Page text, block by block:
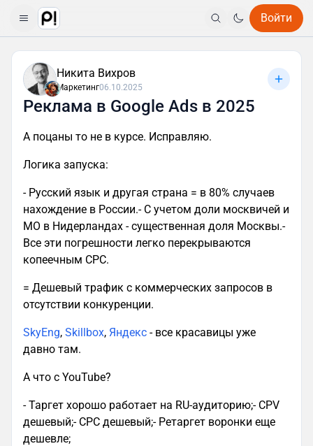
Войти
Никита Вихров
Маркетинг06.10.2025
Реклама в Google Ads в 2025
А поцаны то не в курсе. Исправляю.
Логика запуска:
- Русский язык и другая страна = в 80% случаев
нахождение в России.- С учетом доли москвичей и
МО в Нидерландах - существенная доля Москвы.-
Все эти погрешности легко перекрываются
копеечным CPC.
= Дешевый трафик с коммерческих запросов в
отсутствии конкуренции.
SkyEng, Skillbox, Яндекс - все красавицы уже
давно там.
А что с YouTube?
- Таргет хорошо работает на RU-аудиторию;- CPV
дешевый;- CPC дешевый;- Ретаргет воронки еще
дешевле;